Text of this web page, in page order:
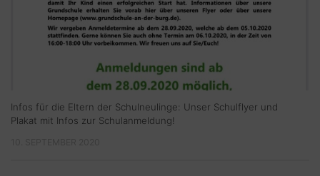
Infos für die Eltern der Schulneulinge: Unser Schulflyer und
Plakat mit Infos zur Schulanmeldung!